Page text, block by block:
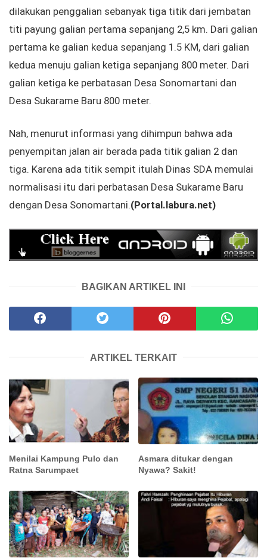
dilakukan penggalian sebanyak tiga titik dari jembatan
titi payung galian pertama sepanjang 2,5 km. Dari galian
pertama ke galian kedua sepanjang 1.5 KM, dari galian
kedua menuju galian ketiga sepanjang 800 meter. Dari
galian ketiga ke perbatasan Desa Sonomartani dan
Desa Sukarame Baru 800 meter.
Nah, menurut informasi yang dihimpun bahwa ada
penyempitan jalan air berada pada titik galian 2 dan
tiga. Karena ada titik sempit itulah Dinas SDA memulai
normalisasi itu dari perbatasan Desa Sukarame Baru
dengan Desa Sonomartani.(Portal.labura.net)
BAGIKAN ARTIKEL INI
ARTIKEL TERKAIT
Menilai Kampung Pulo dan
Ratna Sarumpaet
Asmara ditukar dengan
Nyawa? Sakit!